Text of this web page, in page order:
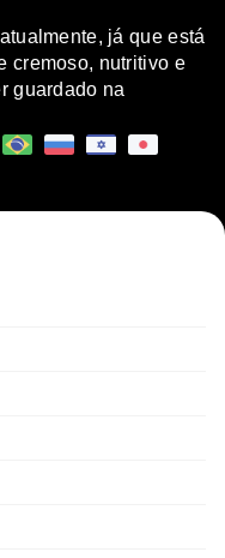
já que está
cremoso, nutritivo e
guardado na